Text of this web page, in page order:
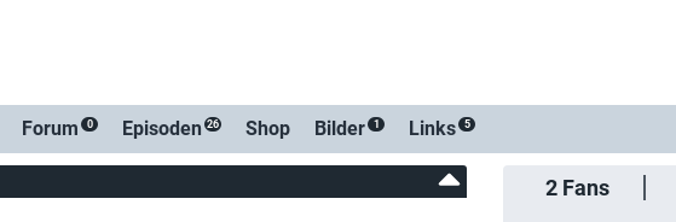
Forum 0 Episoden 26 Shop Bilder 1 Links 5
2 Fans